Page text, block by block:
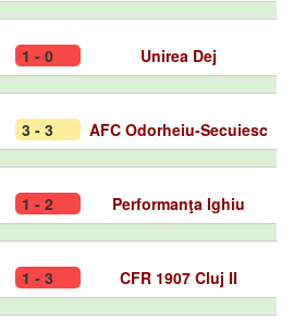
1 - 0 Unirea Dej
3 - 3 AFC Odorheiu-Secuiesc
1 - 2 Performanţa Ighiu
1 - 3 CFR 1907 Cluj II